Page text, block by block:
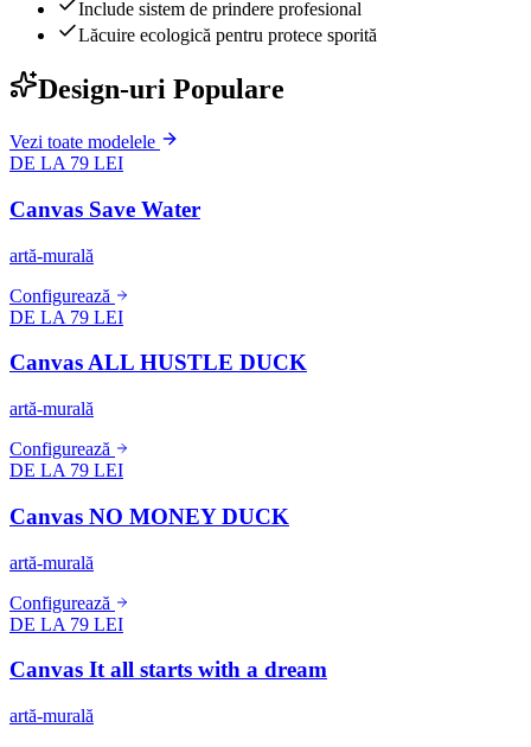
Include sistem de prindere profesional
Lăcuire ecologică pentru protece sporită
Design-uri Populare
Vezi toate modelele
DE LA 79 LEI
Canvas Save Water
artă-murală
Configurează
DE LA 79 LEI
Canvas ALL HUSTLE DUCK
artă-murală
Configurează
DE LA 79 LEI
Canvas NO MONEY DUCK
artă-murală
Configurează
DE LA 79 LEI
Canvas It all starts with a dream
artă-murală